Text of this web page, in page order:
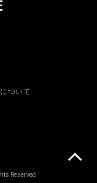
ついて
Reserved.